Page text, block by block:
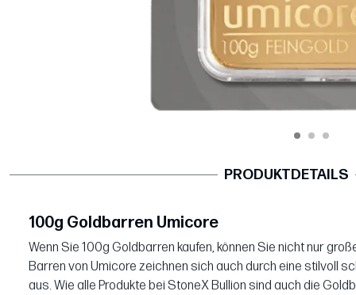
PRODUKTDETAILS
100g Goldbarren Umicore
Wenn Sie 100g Goldbarren kaufen, können Sie nicht nur
Barren von Umicore zeichnen sich auch durch eine stilvoll
aus. Wie alle Produkte bei StoneX Bullion sind auch die